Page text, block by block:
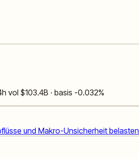
vol $103.4B · basis -0.032%
und Makro-Unsicherheit